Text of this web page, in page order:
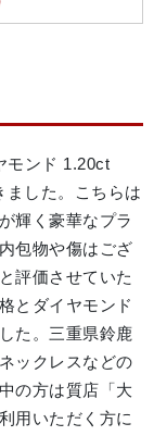
モンド 1.20ct
ました。こちらは
輝く豪華なプラ
包物や傷はござ
評価させていた
とダイヤモンド
た。三重県鈴鹿
ックレスなどの
の方は質店「大
用いただく方に